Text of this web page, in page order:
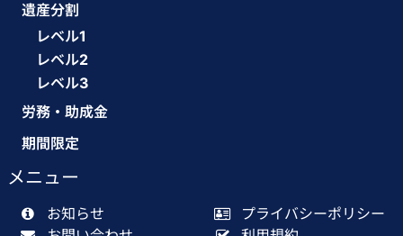
遺産分割
レベル1
レベル2
レベル3
労務・助成金
期間限定
メニュー
お知らせ
プライバシーポリシー